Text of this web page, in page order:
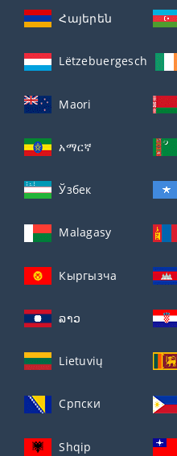
Հայերեն
Lëtzebuergesch
Maori
አማርኛ
Ўзбек
Malagasy
Кыргызча
ລາວ
Lietuvių
Српски
Shqip